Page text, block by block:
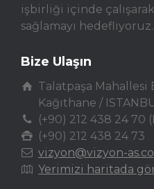
işbirliği içinde
sağlamayı hedefliyoruz.
Bize Ulaşın
Talatpaşa Mahallesi
Kağıthane /
(+90) 212 438 24 70
(+90) 212 438 24 73
vizyon@vizyon-
Yerimizi haritada